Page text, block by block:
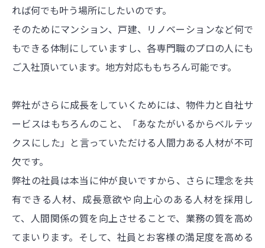
れば何でも叶う場所にしたいのです。
そのためにマンション、戸建、リノベーションなど何で
もできる体制にしていますし、各専門職のプロの人にも
ご入社頂いています。地方対応ももちろん可能です。
弊社がさらに成長をしていくためには、物件力と自社サ
ービスはもちろんのこと、「あなたがいるからベルテッ
クスにした」と言っていただける人間力ある人材が不可
欠です。
弊社の社員は本当に仲が良いですから、さらに理念を共
有できる人材、成長意欲や向上心のある人材を採用し
て、人間関係の質を向上させることで、業務の質を高め
てまいります。そして、社員とお客様の満足度を高める